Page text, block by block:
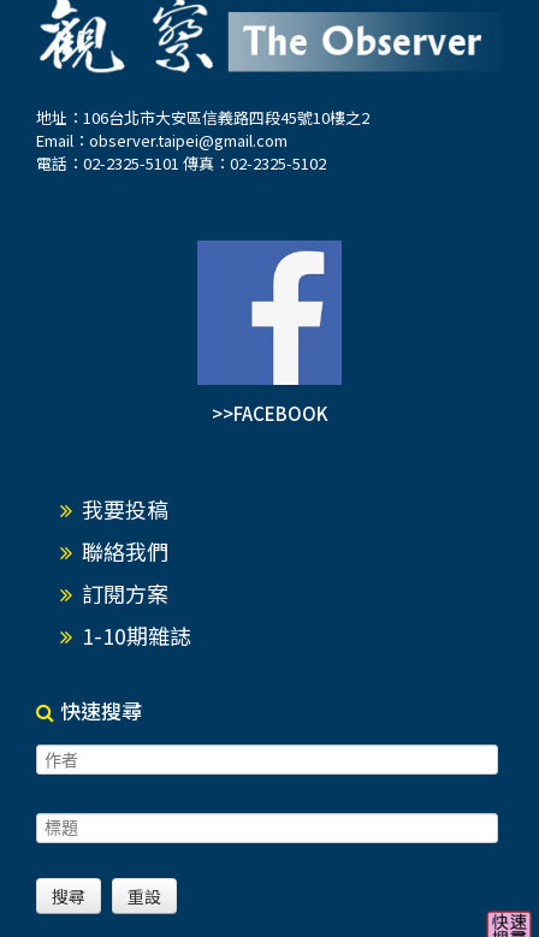
地址：106台北市大安區信義路四段45號10樓之2
Email： observer.taipei@gmail.com
電話：02-2325-5101 傳真：02-2325-5102
>>FACEBOOK
我要投稿
聯絡我們
訂閱方案
1-10期雜誌
快速搜尋